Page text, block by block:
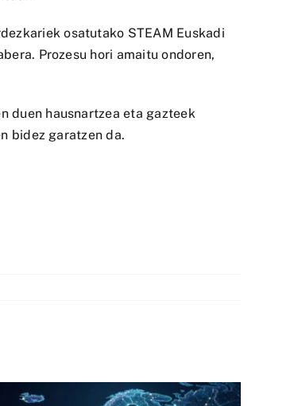
osatutako STEAM Euskadi
Prozesu hori amaitu ondoren,
duen hausnartzea eta gazteek
bidez garatzen da.